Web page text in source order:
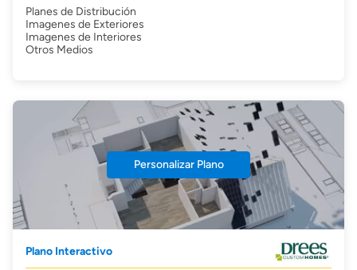
Planes de Distribución
Imagenes de Exteriores
Imagenes de Interiores
Otros Medios
Personalizar Plano
Plano Interactivo